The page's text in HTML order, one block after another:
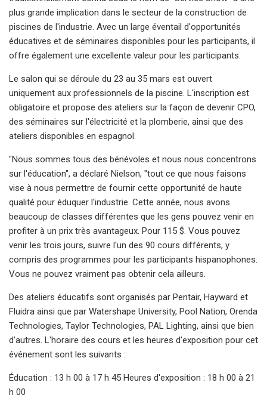
plus grande implication dans le secteur de la construction de
piscines de l'industrie. Avec un large éventail d'opportunités
éducatives et de séminaires disponibles pour les participants, il
offre également une excellente valeur pour les participants.
Le salon qui se déroule du 23 au 35 mars est ouvert
uniquement aux professionnels de la piscine. L'inscription est
obligatoire et propose des ateliers sur la façon de devenir CPO,
des séminaires sur l'électricité et la plomberie, ainsi que des
ateliers disponibles en espagnol.
"Nous sommes tous des bénévoles et nous nous concentrons
sur l'éducation", a déclaré Nielson, "tout ce que nous faisons
vise à nous permettre de fournir cette opportunité de haute
qualité pour éduquer l'industrie. Cette année, nous avons
beaucoup de classes différentes que les gens pouvez venir en
profiter à un prix très avantageux. Pour 115 $. Vous pouvez
venir les trois jours, suivre l'un des 90 cours différents, y
compris des programmes pour les participants hispanophones.
Vous ne pouvez vraiment pas obtenir cela ailleurs.
Des ateliers éducatifs sont organisés par Pentair, Hayward et
Fluidra ainsi que par Watershape University, Pool Nation, Orenda
Technologies, Taylor Technologies, PAL Lighting, ainsi que bien
d'autres. L'horaire des cours et les heures d'exposition pour cet
événement sont les suivants :
Éducation : 13 h 00 à 17 h 45 Heures d'exposition : 18 h 00 à 21
h 00